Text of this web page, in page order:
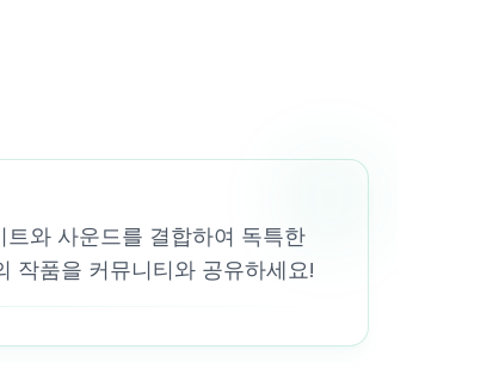
와 사운드를 결합하여 독특한
작품을 커뮤니티와 공유하세요!